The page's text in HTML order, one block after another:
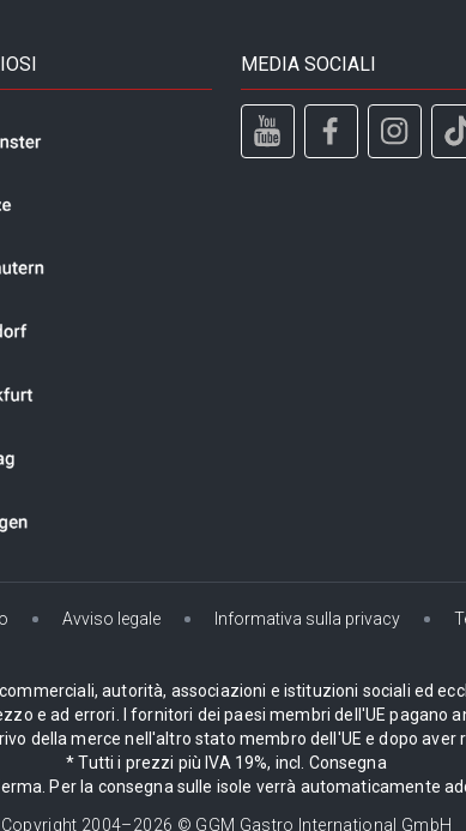
MEDIA SOCIALI
Avviso legale Informativa sulla privacy
autorità, associazioni e istituzioni sociali ed
e ad errori. I fornitori dei paesi membri dell'UE pagano
della merce nell'altro stato membro dell'UE e dopo aver
* Tutti i prezzi più IVA 19%, incl. Consegna
Per la consegna sulle isole verrà automaticamente
Copyright 2004–2026 © GGM Gastro International GmbH